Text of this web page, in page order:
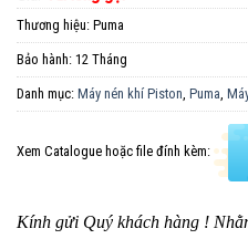
Thương hiệu: Puma
Bảo hành: 12 Tháng
Danh mục: Máy nén khí Piston, Puma,
Xem Catalogue hoặc file đính kèm:
Kính gửi Quý khách hàng !